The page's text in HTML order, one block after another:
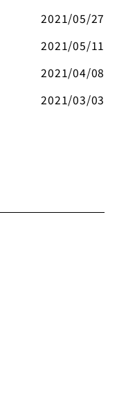
2021/05/27
2021/05/11
2021/04/08
2021/03/03